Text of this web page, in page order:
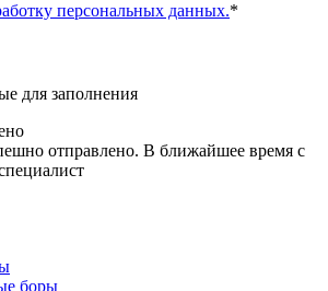
персональных данных.*
для заполнения
отправлено. В ближайшее время с
боры